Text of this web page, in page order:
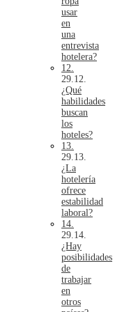
usar
en
una
entrevista
hotelera?
12.
¿Qué
habilidades
buscan
los
hoteles?
13.
¿La
hotelería
ofrece
estabilidad
laboral?
14.
¿Hay
posibilidades
de
trabajar
en
otros